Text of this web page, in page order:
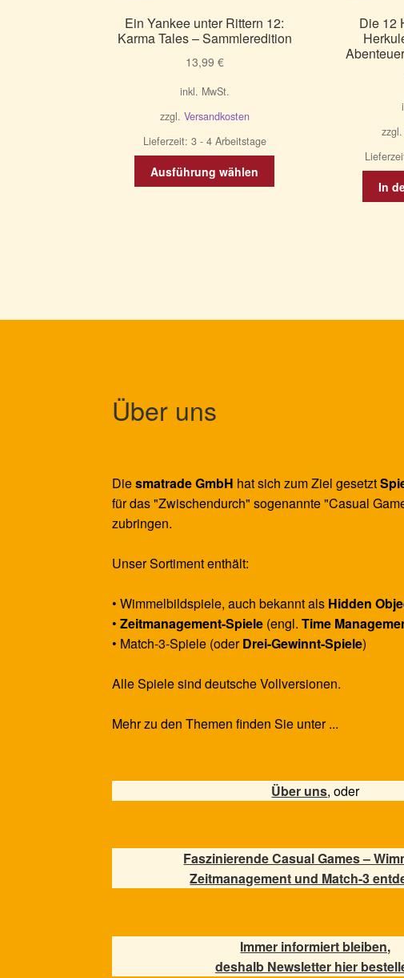
Ein Yankee unter Rittern 12:
Karma Tales – Sammleredition
13,99 €
inkl. MwSt.
zzgl. Versandkosten
Lieferzeit: 3 - 4 Arbeitstage
Ausführung wählen
auf
Die 12
In
Über uns
Diesmatrade GmbH hat sich zum Ziel gesetzt
für das "Zwischendurch" sogenannte "Casual
zubringen.
Unser Sortiment enthält:
• Wimmelbildspiele, auch bekannt als Hidden
•Zeitmanagement-Spiele (engl.Time
• Match-3-Spiele (oderDrei-Gewinnt-Spiele)
Alle Spiele sind deutsche Vollversionen.
Mehr zu den Themen finden Sie unter ...
Über uns, oder
Faszinierende Casual Games –
Zeitmanagement und Match-3
Immer informiert bleiben,
deshalb Newsletter hier